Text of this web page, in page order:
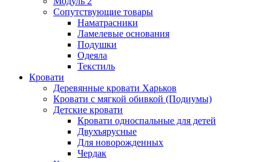
Сопутствующие товары
Наматрасники
Ламелевые основания
Подушки
Одеяла
Текстиль
Кровати
Деревянные кровати Харьков
Кровати с мягкой обивкой (Подиумы)
Детские кровати
Кровати односпальные для детей
Двухъярусные
Для новорожденных
Чердак